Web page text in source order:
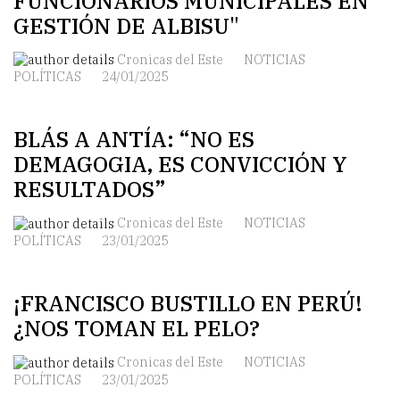
GESTIÓN DE ALBISU"
Cronicas del Este
NOTICIAS
POLÍTICAS
24/01/2025
BLÁS A ANTÍA: “NO ES
DEMAGOGIA, ES CONVICCIÓN Y
RESULTADOS”
Cronicas del Este
NOTICIAS
POLÍTICAS
23/01/2025
¡FRANCISCO BUSTILLO EN PERÚ!
¿NOS TOMAN EL PELO?
Cronicas del Este
NOTICIAS
POLÍTICAS
23/01/2025